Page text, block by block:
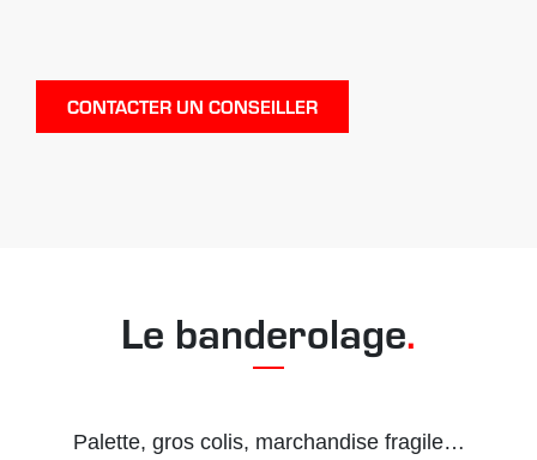
CONTACTER UN CONSEILLER
Le banderolage.
Palette, gros colis, marchandise fragile…